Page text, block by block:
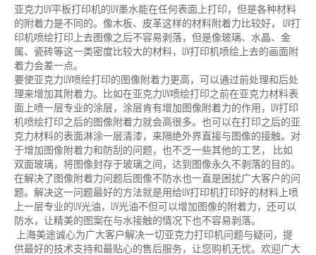
亚克力UV平板打印机的UV墨水能在任何表面上打印，但是各种材料
的附着力是不同的。像木板、皮革这样的材料附着力比较好， UV打
印机喷绘打印上去图像之后不容易剥落，但是像玻璃、水晶、金
属、瓷砖等这一类密度比较大的材料，UV打印机喷绘上去的画面附
着力会差一点。
要使亚克力UV喷绘打印的图像附着力更高，可以通过前处理和后处
理来增加其附着力。比如在亚克力UV喷绘打印之前在亚克力材料表
面上喷一层专业的涂层，涂层肯有增加图像附着力的作用，UV打印
机喷绘打印之后的图像附着力就会高很多。也可以在打印之后的亚
克力材料的表面淋涂一层清漆，来隔绝外界直接与图像的接触。对
于增加图像附着力和防刮的问题，也不乏一些其他的工艺， 比如
双面玻璃，将图像封存于玻璃之间，达到图像永久不剥落的目的。
在解决了图像附着力问题后图像不防水也一直是困扰广大客户的问
题。解决这一问题最好的方法就是用给UV打印机打印好的材料上喷
上一层专业的UV光油，UV光油不但可以增加图像的附着力，还可以
防水，让精美的图案在与水接触的情况下也不容易剥落。
上海美途诚心为广大客户解决一切亚克力打印机问题与疑问，提
供最好的技术支持和最贴心的售后服务，让您购机无忧。欢迎广大